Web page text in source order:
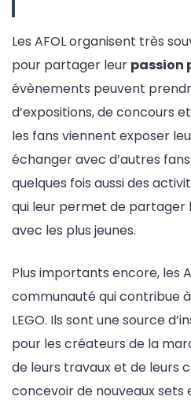
Les AFOL organisent très
pour partager leur passion
évènements peuvent
d’expositions, de concours
les fans viennent exposer
échanger avec d’autres
quelques fois aussi des
qui leur permet de partager
avec les plus jeunes.
Plus importants encore, les
communauté qui contribue
LEGO. Ils sont une source
pour les créateurs de la
de leurs travaux et de leurs
concevoir de nouveaux sets